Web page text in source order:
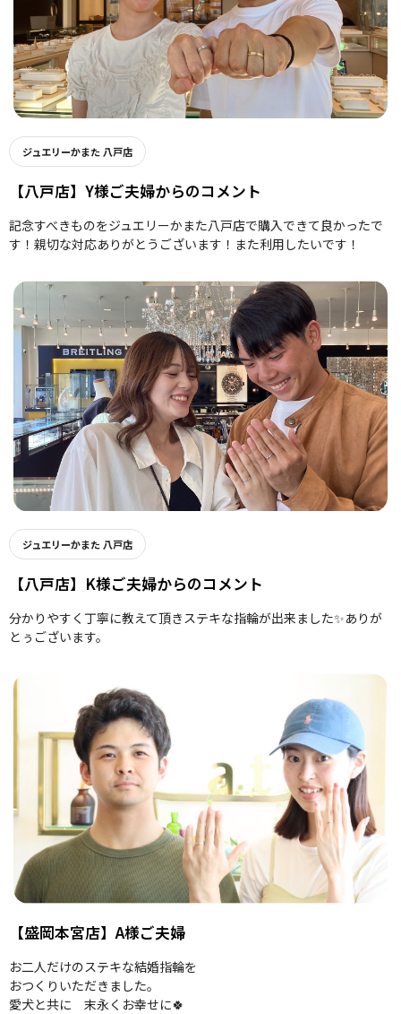
ジュエリーかまた 八戸店
【八戸店】Y様ご夫婦からのコメント
記念すべきものをジュエリーかまた八戸店で購入できて良かったで
す！親切な対応ありがとうございます！また利用したいです！
ジュエリーかまた 八戸店
【八戸店】K様ご夫婦からのコメント
分かりやすく丁寧に教えて頂きステキな指輪が出来ました✨ありが
とぅございます。
【盛岡本宮店】A様ご夫婦
お二人だけのステキな結婚指輪を
おつくりいただきました。
愛犬と共に 末永くお幸せに🍀